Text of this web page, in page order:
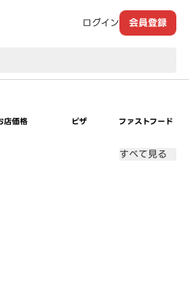
ログイン 会員登録
店価格 ピザ ファストフード
すべて見る